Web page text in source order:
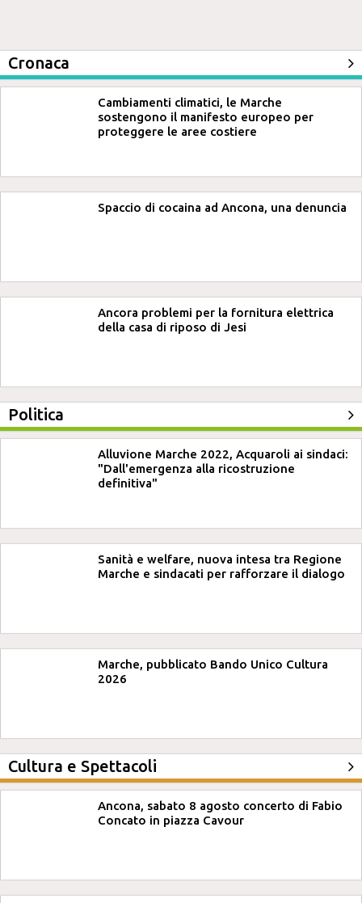
Cronaca
Cambiamenti climatici, le Marche
sostengono il manifesto europeo per
proteggere le aree costiere
Spaccio di cocaina ad Ancona, una denuncia
Ancora problemi per la fornitura elettrica
della casa di riposo di Jesi
Politica
Alluvione Marche 2022, Acquaroli ai sindaci:
"Dall'emergenza alla ricostruzione
definitiva"
Sanità e welfare, nuova intesa tra Regione
Marche e sindacati per rafforzare il dialogo
Marche, pubblicato Bando Unico Cultura
2026
Cultura e Spettacoli
Ancona, sabato 8 agosto concerto di Fabio
Concato in piazza Cavour